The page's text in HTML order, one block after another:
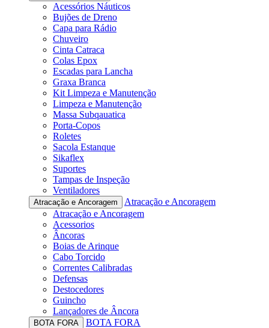
Acessórios Náuticos
Bujões de Dreno
Capa para Rádio
Chuveiro
Cinta Catraca
Colas Epox
Escadas para Lancha
Graxa Branca
Kit Limpeza e Manutenção
Limpeza e Manutenção
Massa Subqauatica
Porta-Copos
Roletes
Sacola Estanque
Sikaflex
Suportes
Tampas de Inspeção
Ventiladores
Atracação e Ancoragem
Atracação e Ancoragem
Atracação e Ancoragem
Acessorios
Âncoras
Boias de Arinque
Cabo Torcido
Correntes Calibradas
Defensas
Destocedores
Guincho
Lançadores de Âncora
BOTA FORA
BOTA FORA